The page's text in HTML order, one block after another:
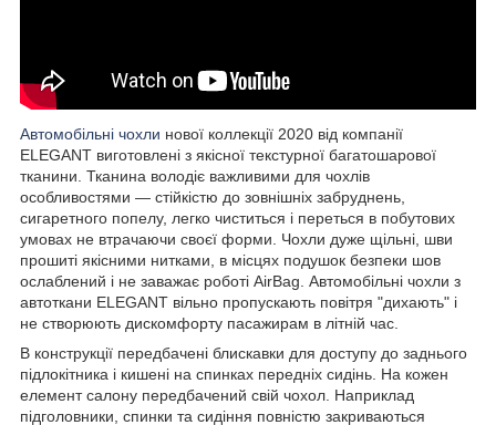
Автомобільні чохли нової коллекції 2020 від компанії
ELEGANT виготовлені з якісної текстурної багатошарової
тканини. Тканина володіє важливими для чохлів
особливостями — стійкістю до зовнішніх забруднень,
сигаретного попелу, легко чиститься і переться в побутових
умовах не втрачаючи своєї форми. Чохли дуже щільні, шви
прошиті якісними нитками, в місцях подушок безпеки шов
ослаблений і не заважає роботі AirBag. Автомобільні чохли з
автоткани ELEGANT вільно пропускають повітря "дихають" і
не створюють дискомфорту пасажирам в літній час.
В конструкції передбачені блискавки для доступу до заднього
підлокітника і кишені на спинках передніх сидінь. На кожен
елемент салону передбачений свій чохол. Наприклад
підголовники, спинки та сидіння повністю закриваються